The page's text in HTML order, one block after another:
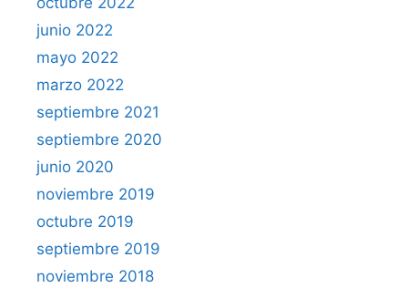
junio 2022
mayo 2022
marzo 2022
septiembre 2021
septiembre 2020
junio 2020
noviembre 2019
octubre 2019
septiembre 2019
noviembre 2018